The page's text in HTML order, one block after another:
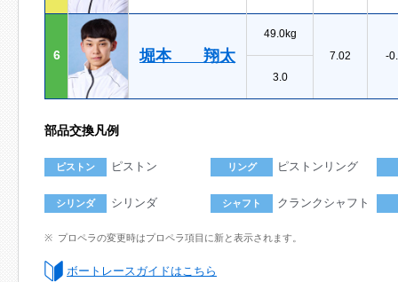
6 堀本 翔太
49.0kg
7.02
-
3.0
部品交換凡例
ピストン ピストン リング ピストンリング
シリンダ シリンダ シャフト クランクシャフト
プロペラの変更時はプロペラ項目に新と表示されます。
ボートレースガイドはこちら